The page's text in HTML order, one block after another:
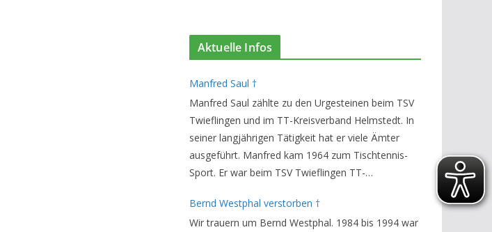
Aktuelle Infos
Manfred Saul †
Manfred Saul zählte zu den Urgesteinen beim TSV
Twieflingen und im TT-Kreisverband Helmstedt. In
seiner langjährigen Tätigkeit hat er viele Ämter
ausgeführt. Manfred kam 1964 zum Tischtennis-
Sport. Er war beim TSV Twieflingen TT-
Bezirksverband Brauschweig und den TT-
Kreisverband Helmstedt unterstützte er als
Bernd Westphal verstorben †
Wir trauern um Bernd Westphal. 1984 bis 1994 war